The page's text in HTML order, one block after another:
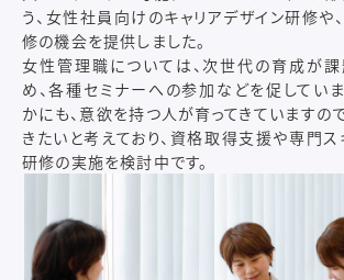
う、女性社員向けのキャリアデザイン研修や
修の機会を提供しました。
女性管理職については、次世代の育成が課
め、各種セミナーへの参加などを促してい
かにも、意欲を持つ人が育ってきていますの
きたいと考えており、資格取得支援や専門
研修の実施を検討中です。